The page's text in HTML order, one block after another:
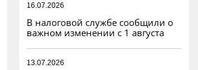
16.07.2026
В налоговой службе сообщили о
важном изменении с 1 августа
13.07.2026